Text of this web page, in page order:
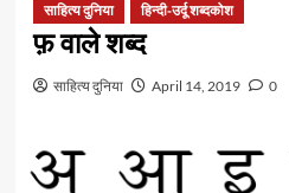
साहित्य दुनिया हिन्दी-उर्दू शब्दकोश
फ़ वाले शब्द
साहित्य दुनिया April 14, 2019 0